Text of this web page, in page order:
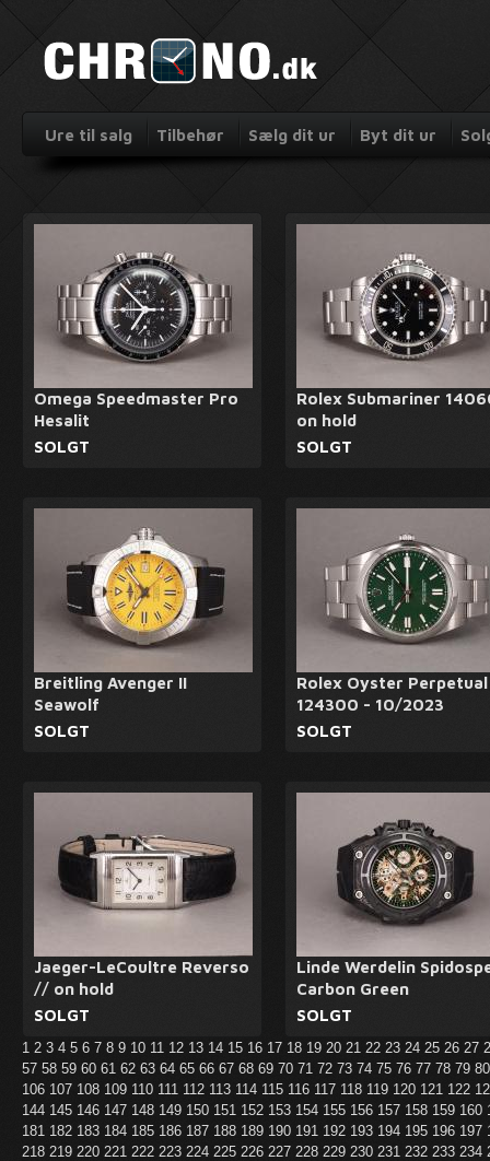
Ure til salg Tilbehør Sælg dit ur Byt dit ur
Omega Speedmaster Pro
Hesalit
SOLGT
Rolex Submariner
on hold
SOLGT
Breitling Avenger II
Seawolf
SOLGT
Rolex Oyster Perpetual
124300 - 10/2023
SOLGT
Jaeger-LeCoultre Reverso
// on hold
SOLGT
Linde Werdelin
Carbon Green
SOLGT
1 2 3 4 5 6 7 8 9 10 11 12 13 14 15 16 17 18 19 20 21 22 23 24 25 26 27
57 58 59 60 61 62 63 64 65 66 67 68 69 70 71 72 73 74 75 76 77 78 79
106 107 108 109 110 111 112 113 114 115 116 117 118 119 120 121 122
144 145 146 147 148 149 150 151 152 153 154 155 156 157 158 159 160
181 182 183 184 185 186 187 188 189 190 191 192 193 194 195 196 197
218 219 220 221 222 223 224 225 226 227 228 229 230 231 232 233 234